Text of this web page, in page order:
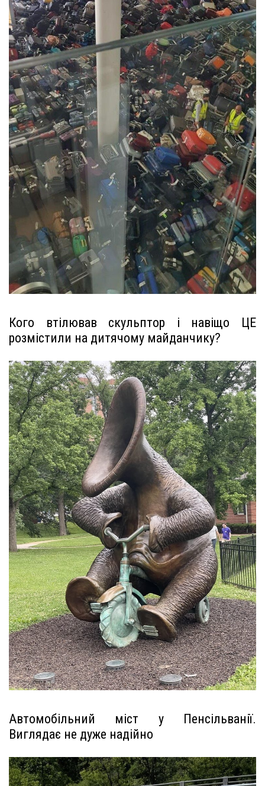
Кого втілював скульптор і навіщо ЦЕ
розмістили на дитячому майданчику?
Автомобільний міст у Пенсільванії.
Виглядає не дуже надійно